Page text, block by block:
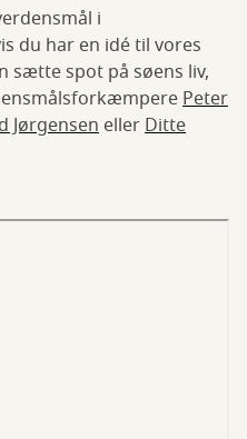
i
du har en idé til vores
sætte spot på søens liv,
Peter
Jørgensen ellerDitte